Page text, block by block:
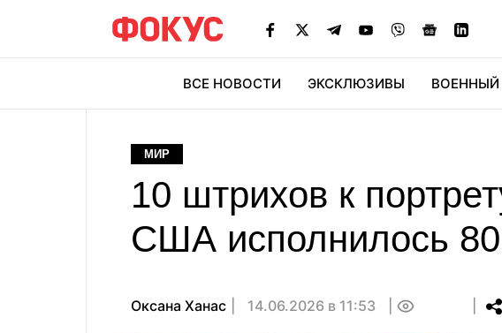
ВСЕ НОВОСТИ ЭКСКЛЮЗИВЫ ВОЕННЫЙ
МИР
10 штрихов к
США исполнилось
Оксана Ханас 14.06.2026 в 11:53